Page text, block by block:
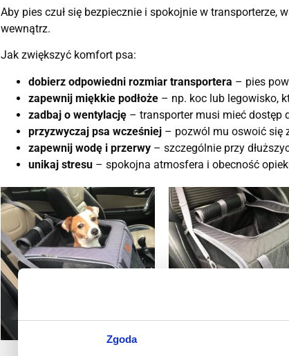
Zgoda
Aby pies czuł się bezpiecznie i spokojnie w
wewnątrz.
Jak zwiększyć komfort psa:
dobierz odpowiedni rozmiar transportera – pies
zapewnij miękkie podłoże – np. koc lub legowisko,
zadbaj o wentylację – transporter musi mieć dostęp
przyzwyczaj psa wcześniej – pozwól mu oswoić się
zapewnij wodę i przerwy – szczególnie przy
unikaj stresu – spokojna atmosfera i obecność